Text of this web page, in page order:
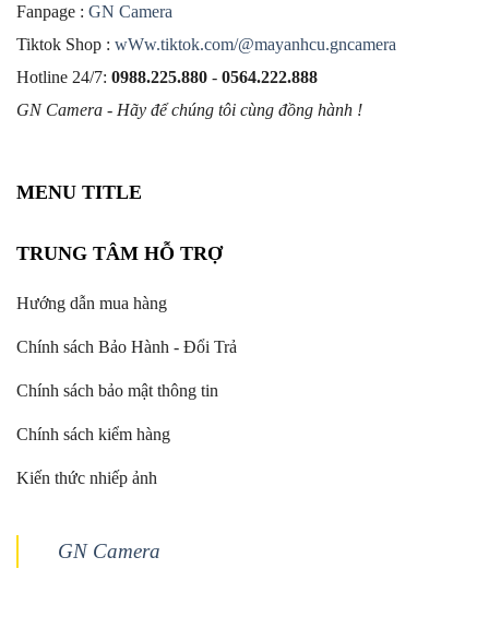
Fanpage : GN Camera
Tiktok Shop : wWw.tiktok.com/@mayanhcu.gncamera
Hotline 24/7: 0988.225.880 - 0564.222.888
GN Camera - Hãy để chúng tôi cùng đồng hành !
MENU TITLE
TRUNG TÂM HỖ TRỢ
Hướng dẫn mua hàng
Chính sách Bảo Hành - Đổi Trả
Chính sách bảo mật thông tin
Chính sách kiểm hàng
Kiến thức nhiếp ảnh
GN Camera